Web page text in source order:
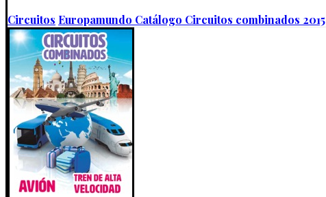
Circuitos Europamundo Catálogo Circuitos combinados 2015